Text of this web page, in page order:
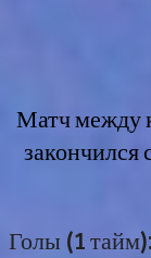
Матч между
закончился
Голы (1 тайм):